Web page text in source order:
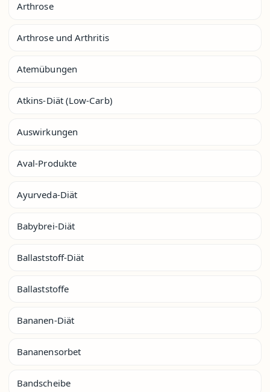
Arthrose
Arthrose und Arthritis
Atemübungen
Atkins-Diät (Low-Carb)
Auswirkungen
Aval-Produkte
Ayurveda-Diät
Babybrei-Diät
Ballaststoff-Diät
Ballaststoffe
Bananen-Diät
Bananensorbet
Bandscheibe